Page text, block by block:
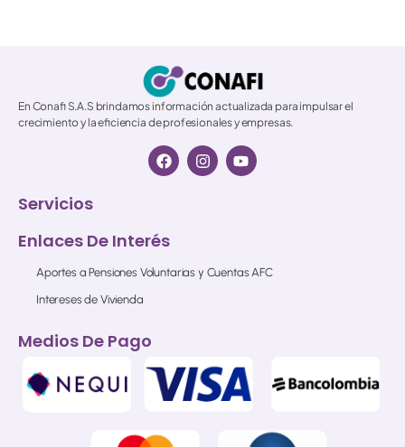
En Conafi S.A.S brindamos información actualizada para impulsar el
crecimiento y la eficiencia de profesionales y empresas.
Servicios
Enlaces De Interés
Aportes a Pensiones Voluntarias y Cuentas AFC
Intereses de Vivienda
Medios De Pago